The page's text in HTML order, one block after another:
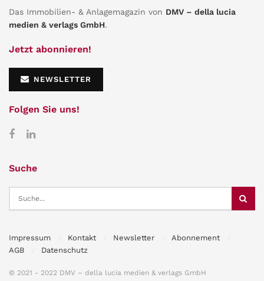
Das Immobilien- & Anlagemagazin von DMV – della lucia
medien & verlags GmbH.
Jetzt abonnieren!
NEWSLETTER
Folgen Sie uns!
Suche
Impressum Kontakt Newsletter
Abonnement
AGB
Datenschutz
© 2021 - 2022 DMV – della lucia medien & verlags GmbH